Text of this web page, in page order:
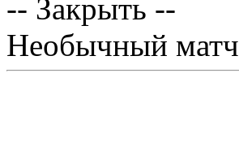
-- Закрыть --
Необычный матч